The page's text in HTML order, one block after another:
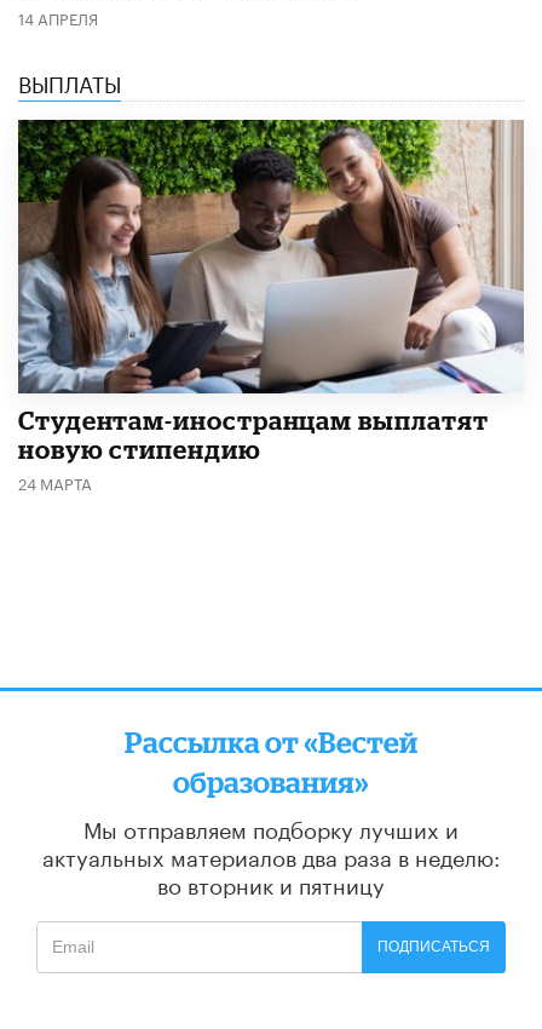
14 АПРЕЛЯ
ВЫПЛАТЫ
Студентам-иностранцам выплатят
новую стипендию
24 МАРТА
Рассылка от «Вестей
образования»
Мы отправляем подборку лучших и
актуальных материалов два раза в неделю:
во вторник и пятницу
ПОДПИСАТЬСЯ